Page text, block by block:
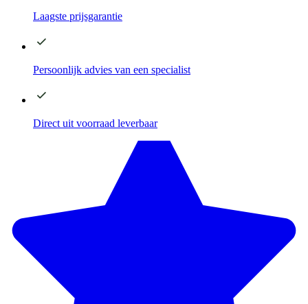
Laagste prijsgarantie
Persoonlijk advies van een specialist
Direct uit voorraad leverbaar